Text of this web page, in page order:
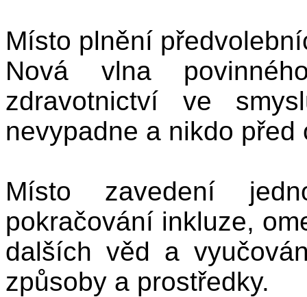
Místo plnění
Nová vlna
zdravotnictví ve
nevypadne a nikdo před
Místo zavedení
pokračování inkluze,
dalších věd a
způsoby a prostředky.